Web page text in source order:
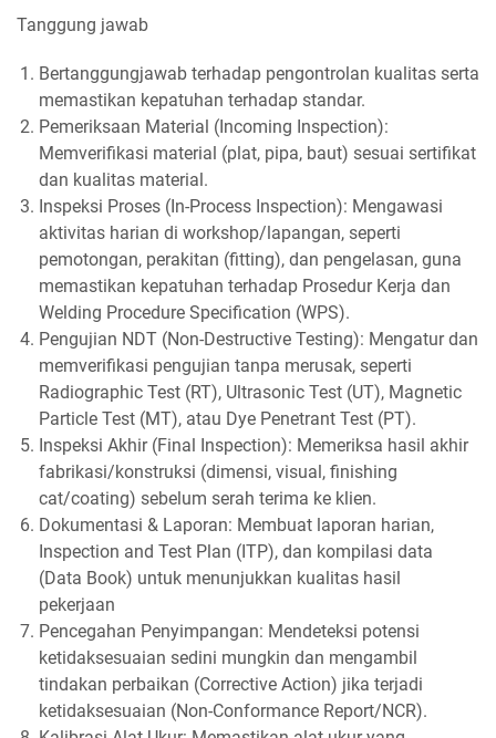
Tanggung jawab
Bertanggungjawab terhadap pengontrolan kualitas serta
memastikan kepatuhan terhadap standar.
Pemeriksaan Material (Incoming Inspection):
Memverifikasi material (plat, pipa, baut) sesuai sertifikat
dan kualitas material.
Inspeksi Proses (In-Process Inspection): Mengawasi
aktivitas harian di workshop/lapangan, seperti
pemotongan, perakitan (fitting), dan pengelasan, guna
memastikan kepatuhan terhadap Prosedur Kerja dan
Welding Procedure Specification (WPS).
Pengujian NDT (Non-Destructive Testing): Mengatur dan
memverifikasi pengujian tanpa merusak, seperti
Radiographic Test (RT), Ultrasonic Test (UT), Magnetic
Particle Test (MT), atau Dye Penetrant Test (PT).
Inspeksi Akhir (Final Inspection): Memeriksa hasil akhir
fabrikasi/konstruksi (dimensi, visual, finishing
cat/coating) sebelum serah terima ke klien.
Dokumentasi & Laporan: Membuat laporan harian,
Inspection and Test Plan (ITP), dan kompilasi data
(Data Book) untuk menunjukkan kualitas hasil
pekerjaan
Pencegahan Penyimpangan: Mendeteksi potensi
ketidaksesuaian sedini mungkin dan mengambil
tindakan perbaikan (Corrective Action) jika terjadi
ketidaksesuaian (Non-Conformance Report/NCR).